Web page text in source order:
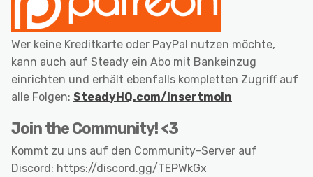
Wer keine Kreditkarte oder PayPal nutzen möchte,
kann auch auf Steady ein Abo mit Bankeinzug
einrichten und erhält ebenfalls kompletten Zugriff auf
alle Folgen: SteadyHQ.com/insertmoin
Join the Community! <3
Kommt zu uns auf den Community-Server auf
Discord: https://discord.gg/TEPWkGx